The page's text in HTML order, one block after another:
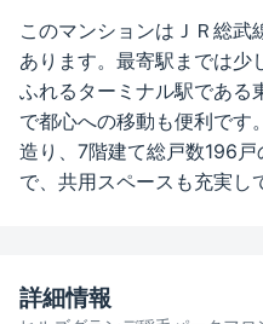
このマンションはＪＲ総武
あります。最寄駅までは少
ふれるターミナル駅である
で都心への移動も便利です
造り、7階建て総戸数196
で、共用スペースも充実し
詳細情報